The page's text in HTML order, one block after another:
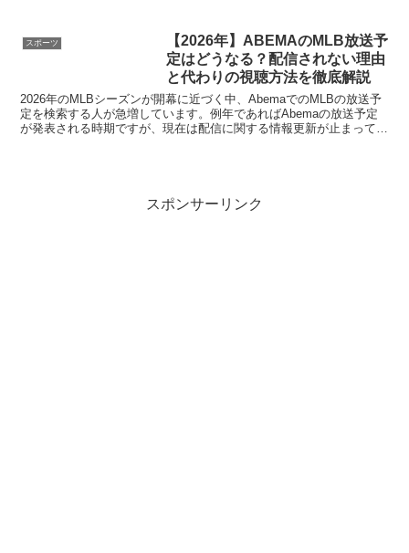
ます。また、強化試合と違ってさらに緊
張感が強い試...
スポーツ
【2026年】ABEMAのMLB放送予
定はどうなる？配信されない理由
と代わりの視聴方法を徹底解説
2026年のMLBシーズンが開幕に近づく中、AbemaでのMLBの放送予
定を検索する人が急増しています。例年であればAbemaの放送予定
が発表される時期ですが、現在は配信に関する情報更新が止まってい
スポンサーリンク